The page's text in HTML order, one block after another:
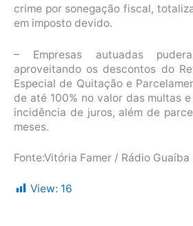
crime por sonegação fiscal,
em imposto devido.
– Empresas autuadas
aproveitando os descontos do
Especial de Quitação e
de até 100% no valor das multas
incidência de juros, além de
meses.
Fonte:Vitória Famer / Rádio Guaíba
View: 16